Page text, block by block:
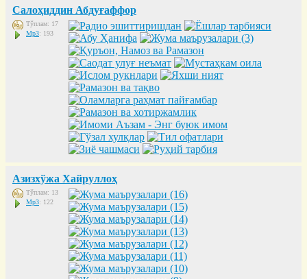
Салоҳиддин Абдуғаффор
Тўплам: 17
Mp3: 193
Азизхўжа Хайруллоҳ
Тўплам: 13
Mp3: 122